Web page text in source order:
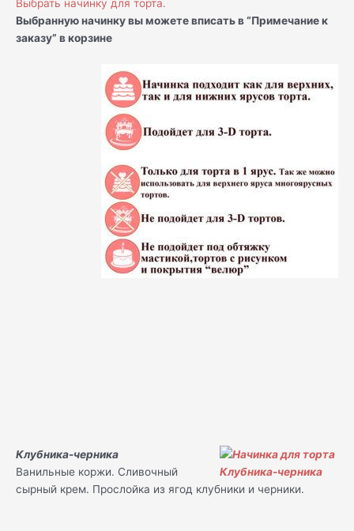
Выбрать начинку для торта.
Выбранную начинку вы можете вписать в “Примечание к
заказу” в корзине
Клубника-черника
Ванильные коржи. Сливочный
сырный крем. Прослойка из ягод клубники и черники.